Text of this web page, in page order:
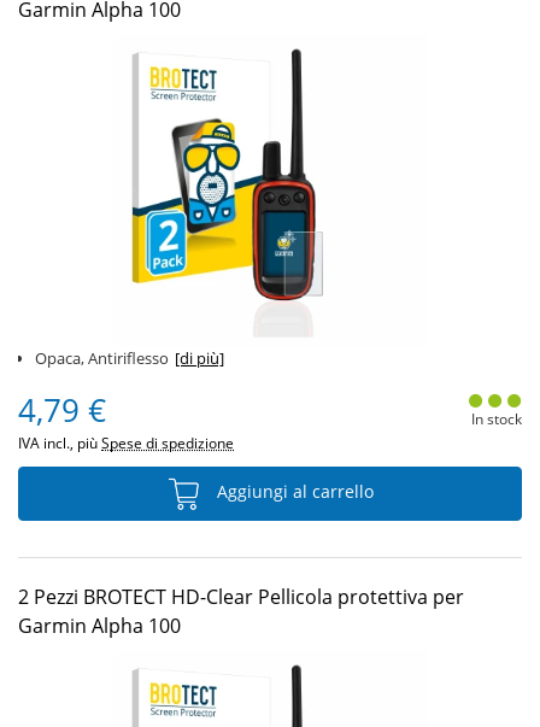
Garmin Alpha 100
Opaca, Antiriflesso [di più]
4,79 €
IVA incl., piùSpese di spedizione
In stock
Aggiungi al carrello
2 Pezzi BROTECT HD-Clear Pellicola protettiva per
Garmin Alpha 100